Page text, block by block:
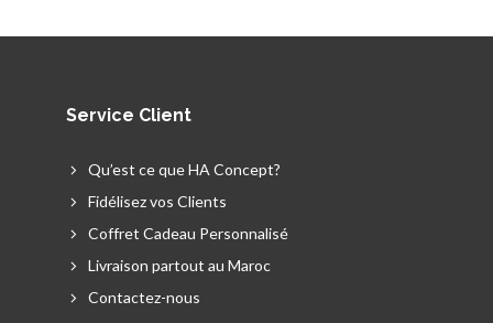
Service Client
Qu’est ce que HA Concept?
Fidélisez vos Clients
Coffret Cadeau Personnalisé
Livraison partout au Maroc
Contactez-nous